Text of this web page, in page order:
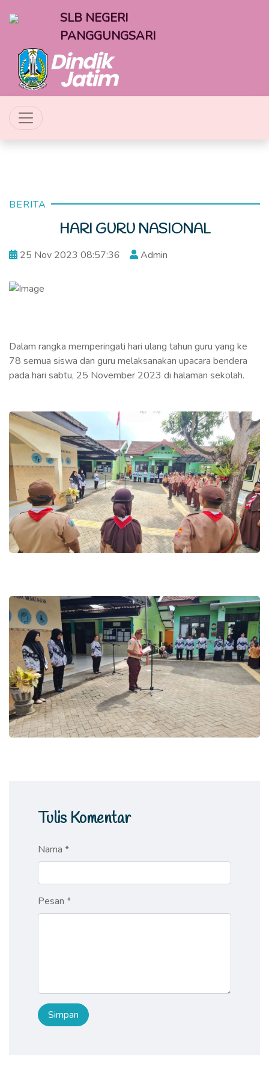
SLB NEGERI
PANGGUNGSARI
BERITA
HARI GURU NASIONAL
25 Nov 2023 08:57:36 Admin
Dalam rangka memperingati hari ulang tahun guru yang ke
78 semua siswa dan guru melaksanakan upacara bendera
pada hari sabtu, 25 November 2023 di halaman sekolah.
Tulis Komentar
Nama *
Pesan *